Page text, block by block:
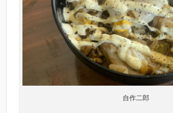
自作二郎